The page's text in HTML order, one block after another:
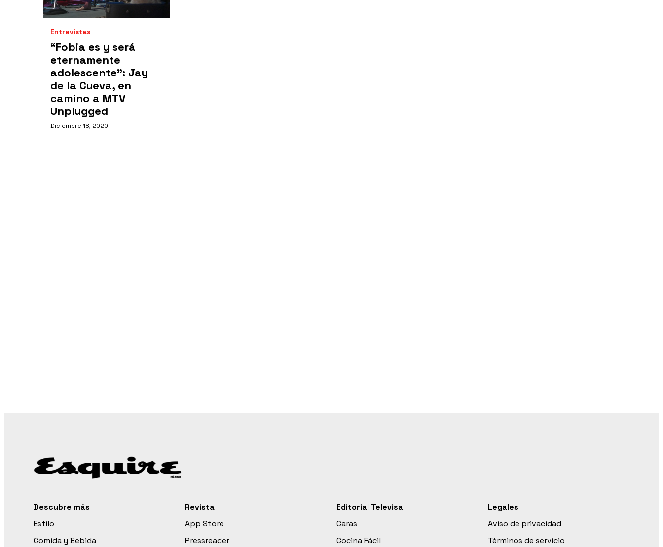
Entrevistas
“Fobia es y será
eternamente
adolescente": Jay
de la Cueva, en
camino a MTV
Unplugged
Diciembre 18, 2020
Descubre más
Estilo
Comida y Bebida
Revista
App Store
Pressreader
Editorial Televisa
Caras
Cocina Fácil
Legales
Aviso de privacidad
Términos de servicio